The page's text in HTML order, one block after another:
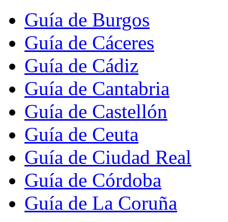
Guía de Burgos
Guía de Cáceres
Guía de Cádiz
Guía de Cantabria
Guía de Castellón
Guía de Ceuta
Guía de Ciudad Real
Guía de Córdoba
Guía de La Coruña